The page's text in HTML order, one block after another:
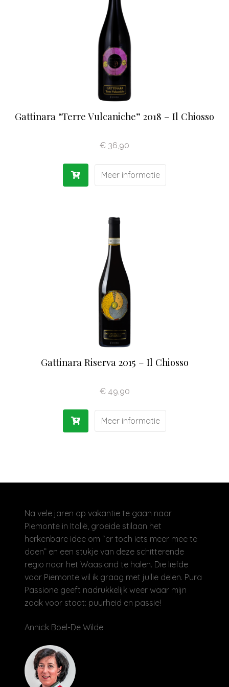
Gattinara “Terre Vulcaniche” 2018 – Il Chiosso
€ 36,90
Meer informatie
Gattinara Riserva 2015 – Il Chiosso
€49,90
Meer informatie
Na vele jaren op vakantie te gaan naar
Piemonte in Italië, groeide stilaan het
herkenbare idee om “er toch iets meer mee te
doen” en een stukje van deze schitterende
regio naar het Waasland te halen. Die liefde
voor Piemonte wil ik graag met jullie delen. Pura
Passione geeft nadrukkelijk weer waar mijn
zaak voor staat: puurheid en passie!
Annick Boel-De Wilde